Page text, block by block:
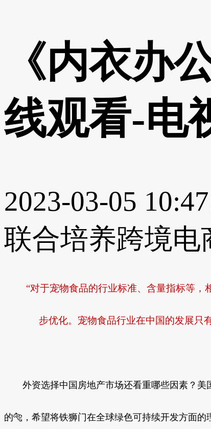
《内衣办
线观看-电
2023-03-05
联合培养跨境电
“对于宠物食品的行业标准、含量指标等，
步优化。宠物食品行业在中国的发展只
外资选择中国房地产市场还看重哪些因素？美
的🐅，希望将铁狮门在全球绿色可持续开发方面的